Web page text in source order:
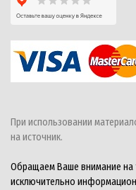
При использовании
на источник.
Обращаем Ваше внимание на
исключительно